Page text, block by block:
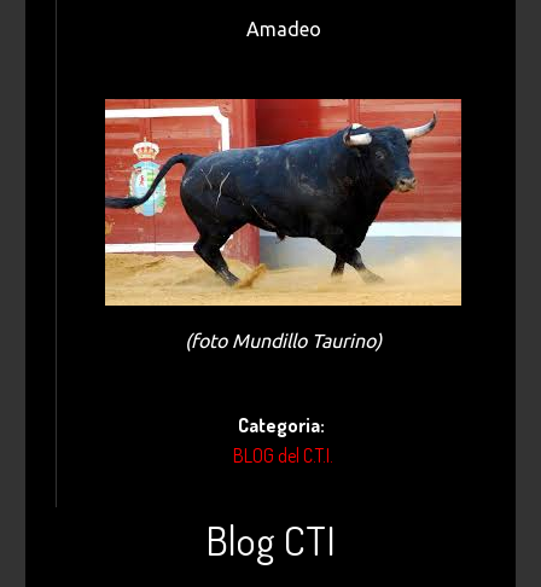
Amadeo
(foto Mundillo Taurino)
Categoria:
BLOG del C.T.I.
Blog CTI